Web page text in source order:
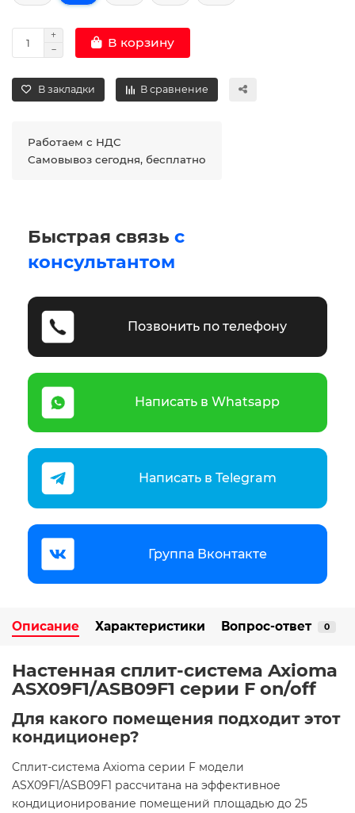
В корзину
В закладки В сравнение
Работаем с НДС
Самовывоз сегодня, бесплатно
Быстрая связь с
консультантом
Позвонить по телефону
Написать в Whatsapp
Написать в Telegram
Группа Вконтакте
Описание Характеристики Вопрос-ответ 0
Настенная сплит-система Axioma
ASX09F1/ASB09F1 серии F on/off
Для какого помещения подходит этот
кондиционер?
Сплит-система Axioma серии F модели
ASX09F1/ASB09F1 рассчитана на эффективное
кондиционирование помещений площадью до 25